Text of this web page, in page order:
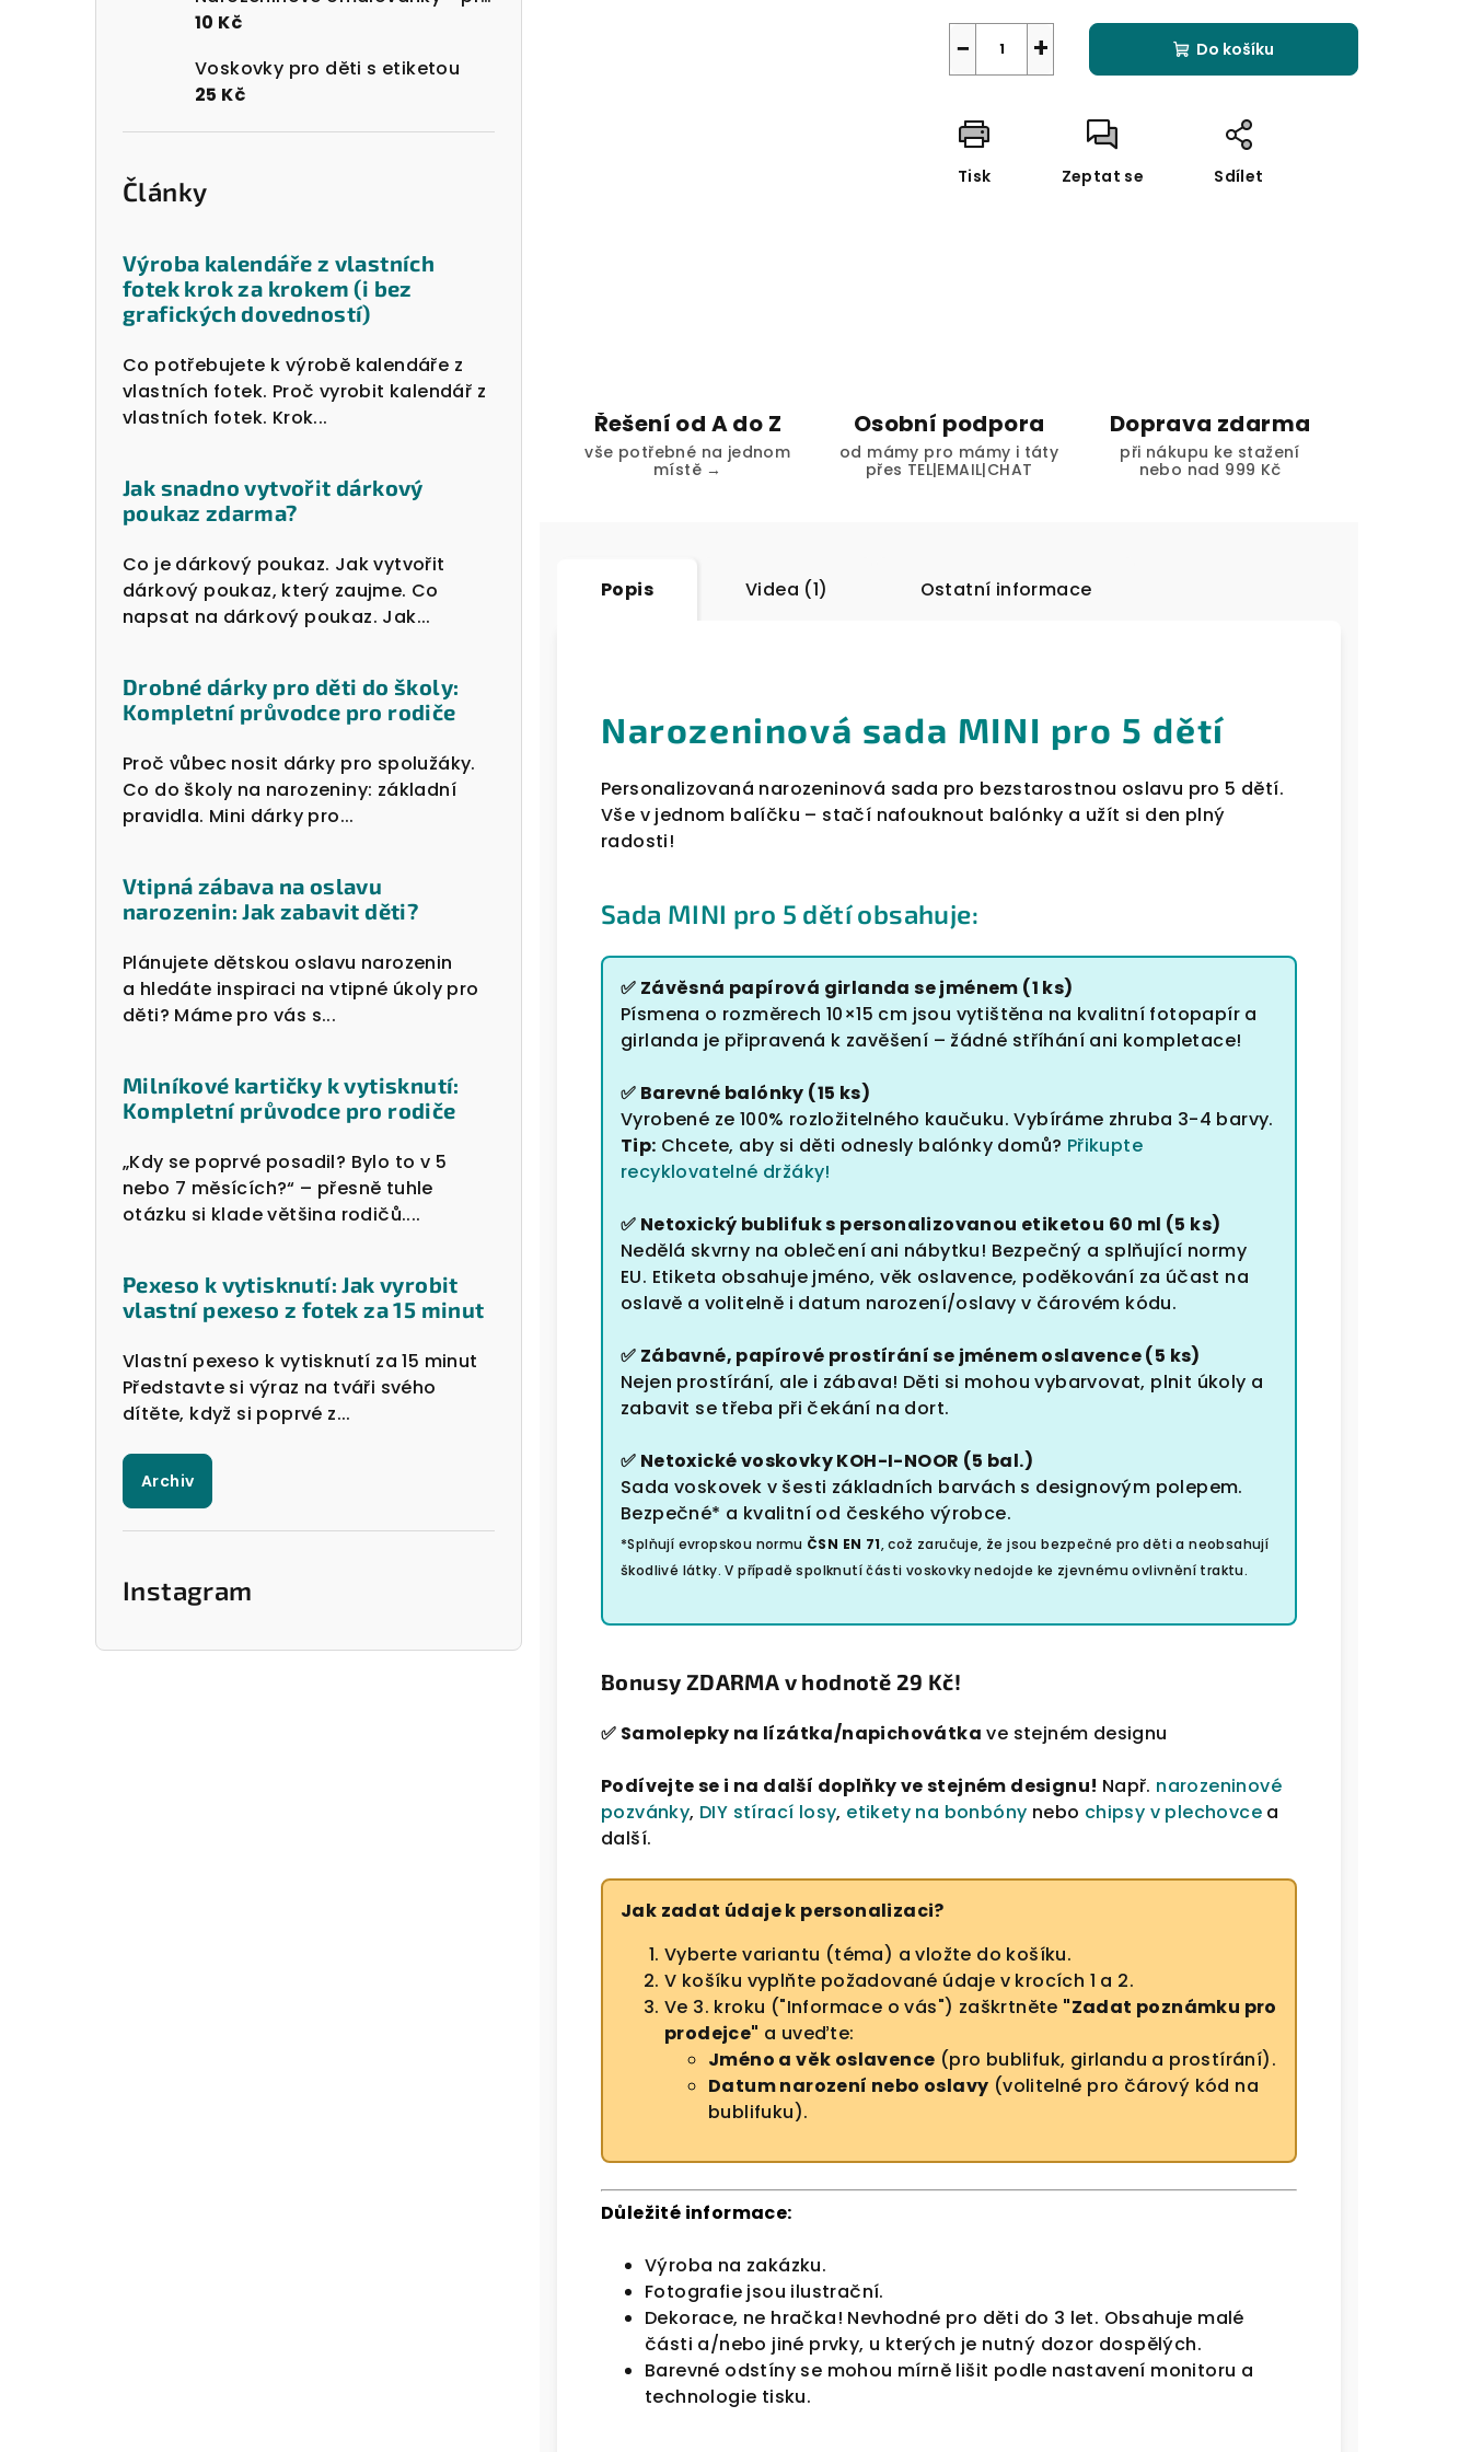
10 Kč
Voskovky pro děti s etiketou
25 Kč
Články
Výroba kalendáře z vlastních
fotek krok za krokem (i bez
grafických dovedností)
Co potřebujete k výrobě kalendáře z
vlastních fotek. Proč vyrobit kalendář z
vlastních fotek. Krok...
Jak snadno vytvořit dárkový
poukaz zdarma?
Co je dárkový poukaz. Jak vytvořit
dárkový poukaz, který zaujme. Co
napsat na dárkový poukaz. Jak...
Drobné dárky pro děti do školy:
Kompletní průvodce pro rodiče
Proč vůbec nosit dárky pro spolužáky.
Co do školy na narozeniny: základní
pravidla. Mini dárky pro...
Vtipná zábava na oslavu
narozenin: Jak zabavit děti?
Plánujete dětskou oslavu narozenin
a hledáte inspiraci na vtipné úkoly pro
děti? Máme pro vás s...
Milníkové kartičky k vytisknutí:
Kompletní průvodce pro rodiče
„Kdy se poprvé posadil? Bylo to v 5
nebo 7 měsících?“ – přesně tuhle
otázku si klade většina rodičů....
Pexeso k vytisknutí: Jak vyrobit
vlastní pexeso z fotek za 15 minut
Vlastní pexeso k vytisknutí za 15 minut
Představte si výraz na tváři svého
dítěte, když si poprvé z...
Archiv
Instagram
+
− Do košíku
Tisk Zeptat se Sdílet
Řešení od A do Z
vše potřebné na jednom
místě →
Osobní podpora
od mámy pro mámy i táty
přes TEL|EMAIL|CHAT
Doprava zdarma
při nákupu ke stažení
nebo nad 999 Kč
Popis Videa (1) Ostatní informace
Narozeninová sada MINI pro 5 dětí
Personalizovaná narozeninová sada pro bezstarostnou oslavu pro 5 dětí.
Vše v jednom balíčku – stačí nafouknout balónky a užít si den plný
radosti!
Sada MINI pro 5 dětí obsahuje:
✅ Závěsná papírová girlanda se jménem (1 ks)
Písmena o rozměrech 10×15 cm jsou vytištěna na kvalitní fotopapír a
girlanda je připravená k zavěšení – žádné stříhání ani kompletace!
✅ Barevné balónky (15 ks)
Vyrobené ze 100% rozložitelného kaučuku.Vybíráme zhruba 3-4 barvy.
Tip: Chcete, aby si děti odnesly balónky domů? Přikupte
recyklovatelné držáky!
✅ Netoxický bublifuk s personalizovanou etiketou 60 ml (5 ks)
Nedělá skvrny na oblečení ani nábytku! Bezpečný a splňující normy
EU. Etiketa obsahuje jméno, věk oslavence, poděkování za účast na
oslavě a volitelně i datum narození/oslavy v čárovém kódu.
✅ Zábavné, papírové prostírání se jménem oslavence (5 ks)
Nejen prostírání, ale i zábava! Děti si mohou vybarvovat, plnit úkoly a
zabavit se třeba při čekání na dort.
✅ Netoxické voskovky KOH-I-NOOR (5 bal.)
Sada voskovek v šesti základních barvách s designovým polepem.
Bezpečné* a kvalitní od českého výrobce.
*Splňují evropskou normu ČSN EN 71, což zaručuje, že jsou bezpečné pro děti a neobsahují
škodlivé látky. V případě spolknutí části voskovky nedojde ke zjevnému ovlivnění traktu.
Bonusy ZDARMA v hodnotě 29 Kč!
✅ Samolepky na lízátka/napichovátka ve stejném designu
Podívejte se i na další doplňky ve stejném designu! Např. narozeninové
pozvánky, DIY stírací losy, etikety na bonbóny nebo chipsy v plechovce a
další.
Jak zadat údaje k personalizaci?
Vyberte variantu (téma) a vložte do košíku.
V košíku vyplňte požadované údaje v krocích 1 a 2.
Ve 3. kroku ("Informace o vás") zaškrtněte "Zadat poznámku pro
prodejce" a uveďte:
Jméno a věk oslavence (pro bublifuk, girlandu a prostírání).
Datum narození nebo oslavy (volitelné pro čárový kód na
bublifuku).
Důležité informace:
Výroba na zakázku.
Fotografie jsou ilustrační.
Dekorace, ne hračka! Nevhodné pro děti do 3 let. Obsahuje malé
části a/nebo jiné prvky, u kterých je nutný dozor dospělých.
Barevné odstíny se mohou mírně lišit podle nastavení monitoru a
technologie tisku.